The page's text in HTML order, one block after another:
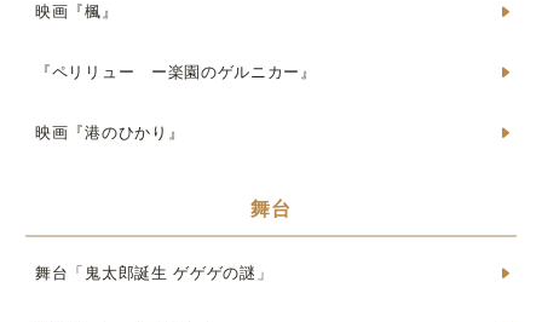
映画『楓』
『ペリリュー ー楽園のゲルニカー』
映画『港のひかり』
舞台
舞台「鬼太郎誕生 ゲゲゲの謎」